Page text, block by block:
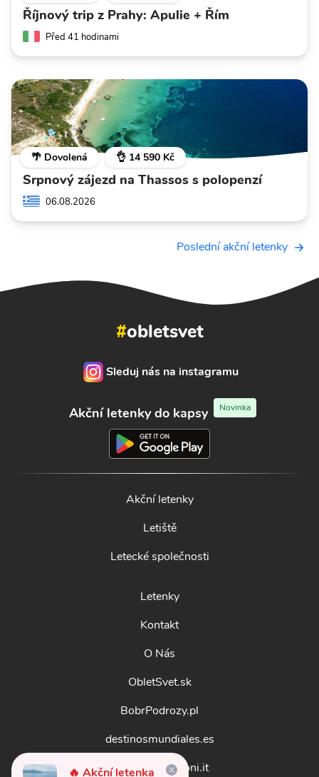
Říjnový trip z Prahy: Apulie + Řím
Před 41 hodinami
🌴 Dovolená 👌 14 590 Kč
Srpnový zájezd na Thassos s polopenzí
06.08.2026
Poslední akční letenky
🔥 Akční letenka
#obletsvet
Sleduj nás na instagramu
Akční letenky do kapsy Novinka
Akční letenky
Letiště
Letecké společnosti
Letenky
Kontakt
O Nás
ObletSvet.sk
BobrPodrozy.pl
destinosmundiales.es
guidadestinazioni.it